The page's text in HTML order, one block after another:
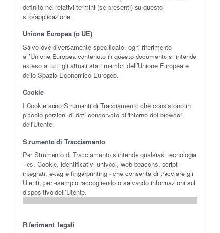
definito nei relativi termini (se presenti) su questo
sito/applicazione.
Unione Europea (o UE)
Salvo ove diversamente specificato, ogni riferimento
all’Unione Europea contenuto in questo documento si intende
esteso a tutti gli attuali stati membri dell’Unione Europea e
dello Spazio Economico Europeo.
Cookie
I Cookie sono Strumenti di Tracciamento che consistono in
piccole porzioni di dati conservate all'interno del browser
dell'Utente.
Strumento di Tracciamento
Per Strumento di Tracciamento s’intende qualsiasi tecnologia
- es. Cookie, identificativi univoci, web beacons, script
integrati, e-tag e fingerprinting - che consenta di tracciare gli
Utenti, per esempio raccogliendo o salvando informazioni sul
dispositivo dell’Utente.
Riferimenti legali